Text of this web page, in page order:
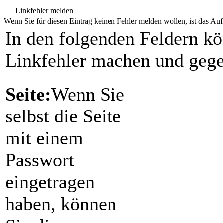
Linkfehler melden
Wenn Sie für diesen Eintrag keinen Fehler melden wollen, ist das
In den folgenden Feldern
Linkfehler machen und
Seite:Wenn Sie
selbst die Seite
mit einem
Passwort
eingetragen
haben, können